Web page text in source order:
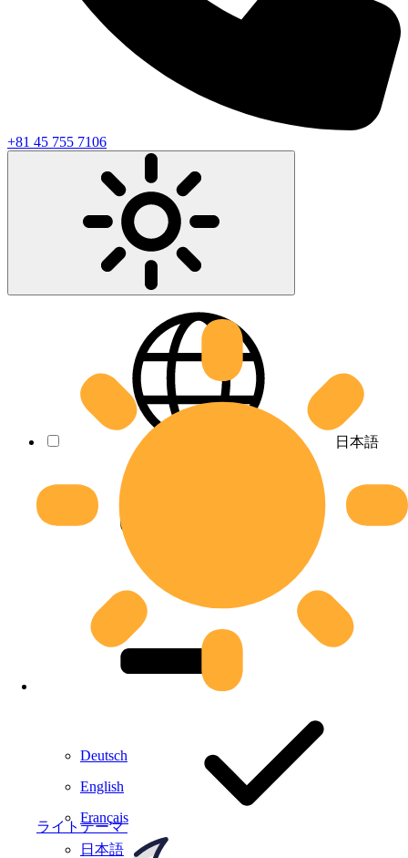
+81 45 755 7106
ライトテーマ
日本語
Deutsch
English
Français
日本語